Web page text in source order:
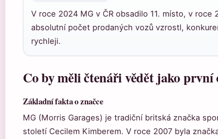
V roce 2024 MG v ČR obsadilo 11. místo, v
absolutní počet prodaných vozů vzrostl,
rychleji.
Co by měli čtenáři vědět jako první
Základní fakta o značce
MG (Morris Garages) je tradiční britská značka
století Cecilem Kimberem. V roce 2007 byla